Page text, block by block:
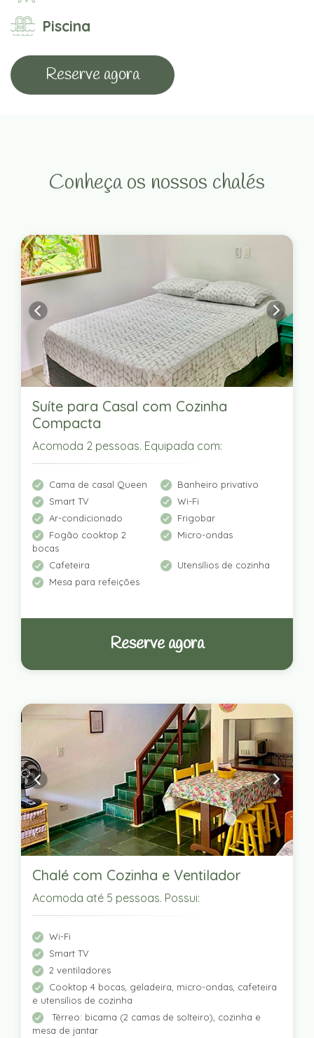
Piscina
Reserve agora
Conheça os nossos chalés
Suíte para Casal com Cozinha
Compacta
Acomoda 2 pessoas. Equipada com:
Cama de casal Queen
Banheiro privativo
Smart TV
Wi-Fi
Ar-condicionado
Frigobar
Fogão cooktop 2
bocas
Micro-ondas
Cafeteira
Utensílios de cozinha
Mesa para refeições
Reserve agora
Chalé com Cozinha e Ventilador
Acomoda até 5 pessoas. Possui:
Wi-Fi
Smart TV
2 ventiladores
Cooktop 4 bocas, geladeira, micro-ondas, cafeteira
e utensílios de cozinha
Térreo: bicama (2 camas de solteiro), cozinha e
mesa de jantar